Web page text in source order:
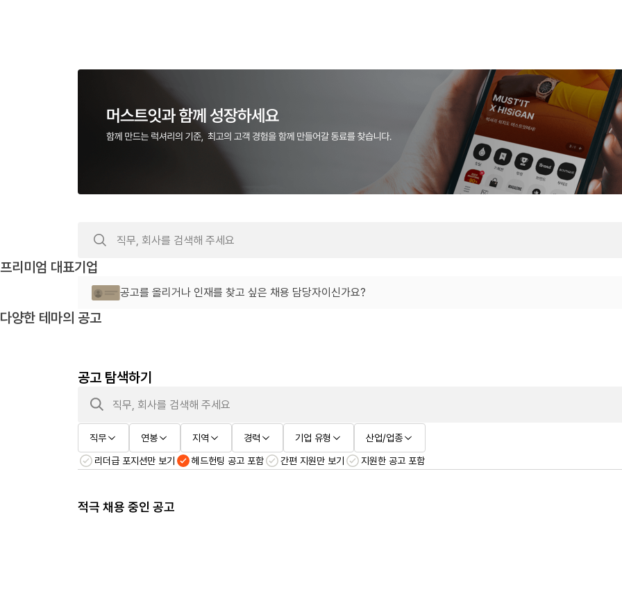
프리미엄 대표기업
공고를 올리거나 인재를 찾고 싶은 채용 담당자이신가요?
다양한 테마의 공고
공고 탐색하기
직무 연봉 지역 경력 기업 유형 산업/업종
리더급 포지션만 보기 헤드헌팅 공고 포함 간편 지원만 보기 지원한 공고 포함
적극 채용 중인 공고